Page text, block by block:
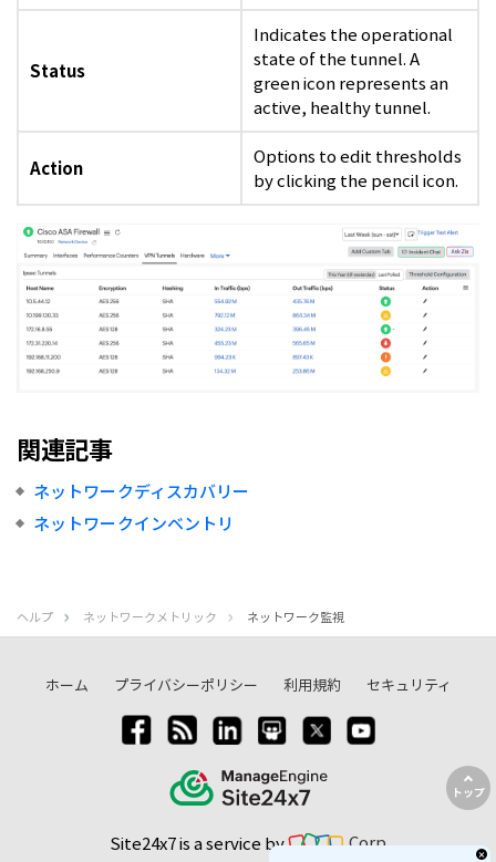
Status
Indicates the operational
state of the tunnel. A
green icon represents an
active, healthy tunnel.
Action
Options to edit thresholds
by clicking the pencil icon.
関連記事
ネットワークディスカバリー
ネットワークインベントリ
ヘルプ ネットワークメトリック ネットワーク監視
Site24x7 is a service by Corp
ホーム プライバシーポリシー 利用規約 セキュリティ
トップ